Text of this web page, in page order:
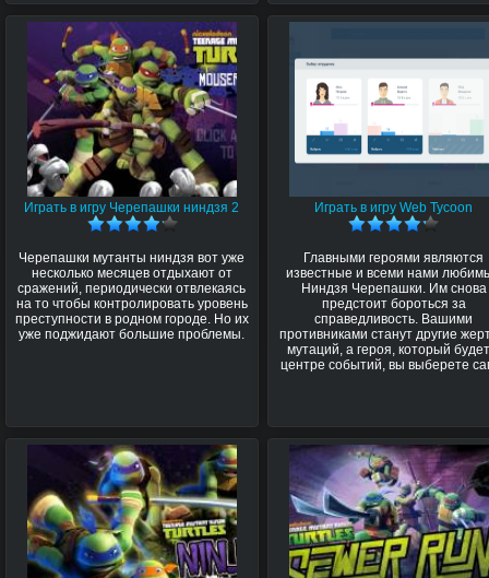
Играть в игру Черепашки ниндзя 2
Черепашки мутанты ниндзя вот уже
несколько месяцев отдыхают от
сражений, периодически отвлекаясь
на то чтобы контролировать уровень
преступности в родном городе. Но их
уже поджидают большие проблемы.
Играть в игру Web Tycoon
Главными героями являются
известные и всеми нами
Ниндзя Черепашки. Им снова
предстоит бороться за
справедливость. Вашими
противниками станут другие
мутаций, а героя, который
центре событий, вы выберете